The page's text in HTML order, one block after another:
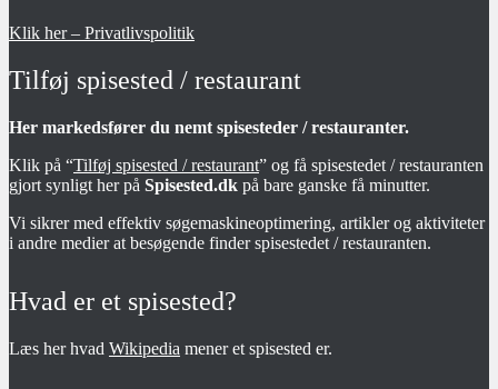
Klik her – Privatlivspolitik
Tilføj spisested / restaurant
Her markedsfører du nemt spisesteder / restauranter.
Klik på “Tilføj spisested / restaurant” og få spisestedet / restauranten
gjort synligt her på Spisested.dk på bare ganske få minutter.
Vi sikrer med effektiv søgemaskineoptimering, artikler og aktiviteter
i andre medier at besøgende finder spisestedet / restauranten.
Hvad er et spisested?
Læs her hvad Wikipedia mener et spisested er.